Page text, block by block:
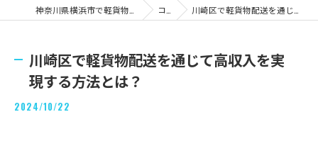
コラム 川崎区で軽貨物配送を通じて高収入を実現する方法とは？
川崎区で軽貨物配送を通じて高収入を実
現する方法とは？
2024/10/22